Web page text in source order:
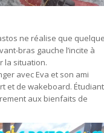
ne réalise que
bras gauche l’incite à
la situation.
avec Eva et son ami
et de wakeboard.
aux bienfaits de